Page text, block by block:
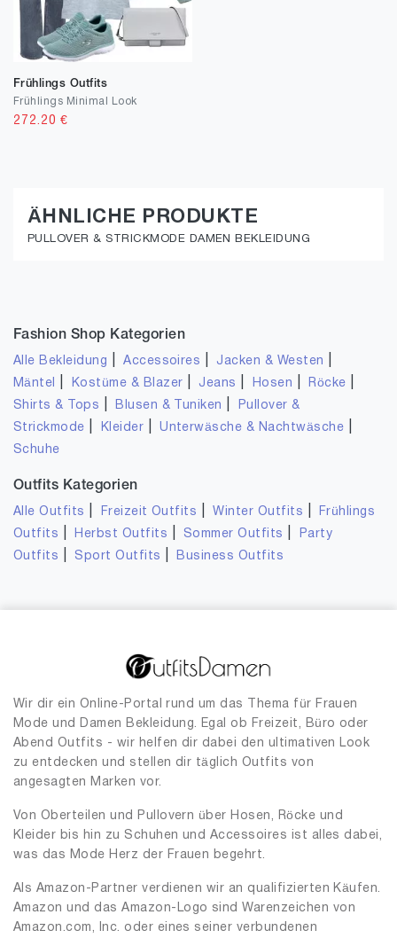
Frühlings Outfits
Frühlings Minimal Look
272.20 €
ÄHNLICHE PRODUKTE
PULLOVER & STRICKMODE DAMEN BEKLEIDUNG
Fashion Shop Kategorien
Alle Bekleidung |Accessoires Jacken & Westen
Mäntel Kostüme & Blazer Jeans Hosen Röcke
Shirts & Tops Blusen & Tuniken
Pullover &
Strickmode
Kleider |Unterwäsche & Nachtwäsche
Schuhe
Outfits Kategorien
Alle Outfits Freizeit Outfits |Winter Outfits
Frühlings
Outfits
Herbst Outfits Sommer Outfits
Party
Outfits
Sport Outfits Business Outfits
Wir dir ein Online-Portal rund um das Thema für Frauen
Mode und Damen Bekleidung. Egal ob Freizeit, Büro oder
Abend Outfits - wir helfen dir dabei den ultimativen Look
zu entdecken und stellen dir täglich Outfits von
angesagten Marken vor.
Von Oberteilen und Pullovern über Hosen, Röcke und
Kleider bis hin zu Schuhen und Accessoires ist alles dabei,
was das Mode Herz der Frauen begehrt.
Als Amazon-Partner verdienen wir an qualifizierten Käufen.
Amazon und das Amazon-Logo sind Warenzeichen von
Amazon.com, Inc. oder eines seiner verbundenen